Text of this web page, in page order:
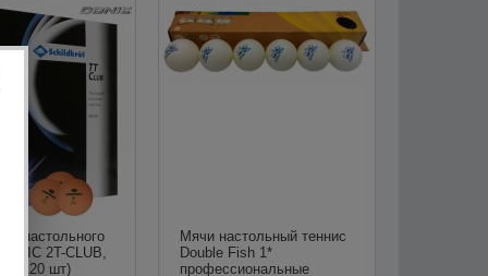
настольного
2T-CLUB,
(120 шт)
Мячи настольный теннис
Double Fish 1*
профессиональные